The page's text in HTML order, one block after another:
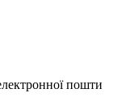
пошти